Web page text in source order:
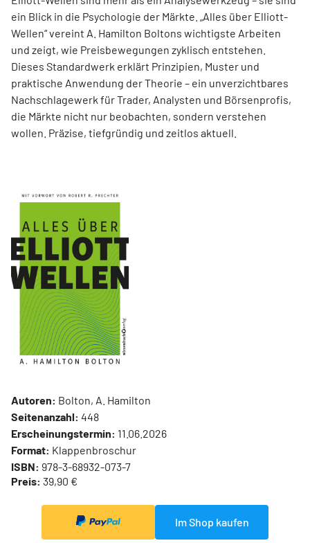
ein Blick in die Psychologie der Märkte. „Alles über Elliott-
Wellen“ vereint A. Hamilton Boltons wichtigste Arbeiten
und zeigt, wie Preisbewegungen zyklisch entstehen.
Dieses Standardwerk erklärt Prinzipien, Muster und
praktische Anwendung der Theorie – ein unverzichtbares
Nachschlagewerk für Trader, Analysten und Börsenprofis,
die Märkte nicht nur beobachten, sondern verstehen
wollen. Präzise, tiefgründig und zeitlos aktuell.
Autoren: Bolton, A. Hamilton
Seitenanzahl: 448
Erscheinungstermin: 11.06.2026
Format: Klappenbroschur
ISBN: 978-3-68932-073-7
Preis: 39,90 €
Im Shop kaufen